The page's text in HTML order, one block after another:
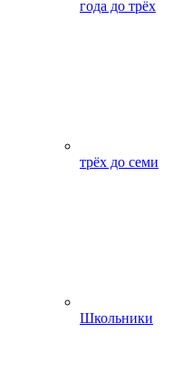
года до трёх
трёх до семи
Школьники